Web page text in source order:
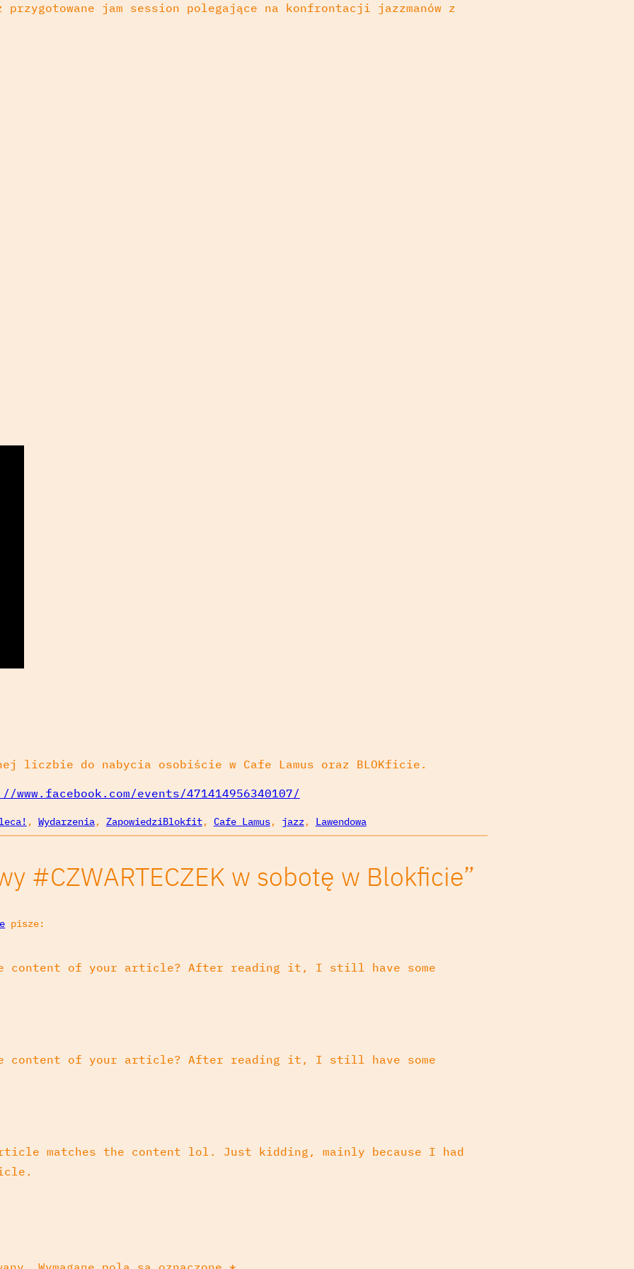
jam session polegające na konfrontacji jazzmanów z
liczbie do nabycia osobiście w Cafe Lamus oraz BLOKficie.
events/471414956340107/
, Wydarzenia, ZapowiedziBlokfit, Cafe Lamus, jazz, Lawendowa
#CZWARTECZEK w sobotę w Blokficie”
pisze:
content of your article? After reading it, I still have some
content of your article? After reading it, I still have some
matches the content lol. Just kidding, mainly because I had